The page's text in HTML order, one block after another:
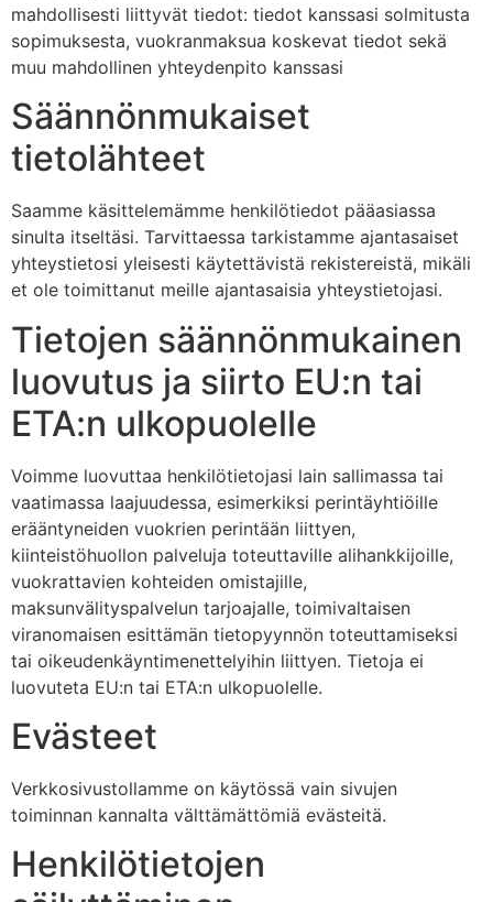
mahdollisesti liittyvät tiedot: tiedot kanssasi solmitusta
sopimuksesta, vuokranmaksua koskevat tiedot sekä
muu mahdollinen yhteydenpito kanssasi
Säännönmukaiset
tietolähteet
Saamme käsittelemämme henkilötiedot pääasiassa
sinulta itseltäsi. Tarvittaessa tarkistamme ajantasaiset
yhteystietosi yleisesti käytettävistä rekistereistä, mikäli
et ole toimittanut meille ajantasaisia yhteystietojasi.
Tietojen säännönmukainen
luovutus ja siirto EU:n tai
ETA:n ulkopuolelle
Voimme luovuttaa henkilötietojasi lain sallimassa tai
vaatimassa laajuudessa, esimerkiksi perintäyhtiöille
erääntyneiden vuokrien perintään liittyen,
kiinteistöhuollon palveluja toteuttaville alihankkijoille,
vuokrattavien kohteiden omistajille,
maksunvälityspalvelun tarjoajalle, toimivaltaisen
viranomaisen esittämän tietopyynnön toteuttamiseksi
tai oikeudenkäyntimenettelyihin liittyen. Tietoja ei
luovuteta EU:n tai ETA:n ulkopuolelle.
Evästeet
Verkkosivustollamme on käytössä vain sivujen
toiminnan kannalta välttämättömiä evästeitä.
Henkilötietojen